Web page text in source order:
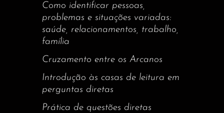
Como identificar pessoas,
problemas e situações variadas:
saúde, relacionamentos, trabalho,
família
Cruzamento entre os Arcanos
Introdução às casas de leitura em
perguntas diretas
Prática de questões diretas